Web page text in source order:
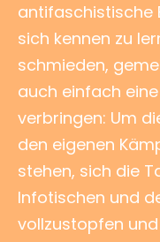
antifaschistische
sich kennen zu
schmieden,
auch einfach
verbringen: Um
den eigenen
stehen, sich die
Infotischen und
vollzustopfen